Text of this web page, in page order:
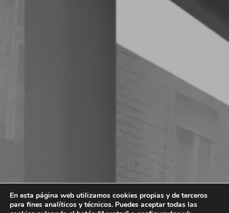
En esta página web utilizamos cookies propias y de terceros
para fines analíticos y técnicos. Puedes aceptar todas las